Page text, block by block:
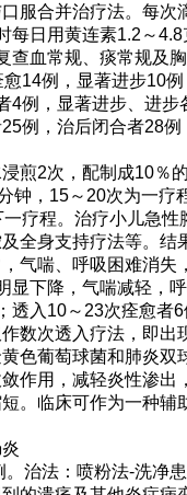
服合并治疗法。每次
每日用黄连素1.2～
查血常规、痰常规及
14例，显著进步10
4例，显著进步、进步
例，治后闭合者28例
煎2次，配制成10％
钟，15～20次为一疗
疗程。治疗小儿急性
全身支持疗法等。结
气喘、呼吸困难消失
显下降，气喘减轻，
透入10～23次痊愈者6
数次透入疗法，即出
色葡萄球菌和肺炎双
作用，减轻炎性渗出
。临床可作为一种辅
治法：喷粉法-洗净